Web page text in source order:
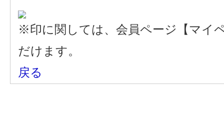
※印に関しては、会員ページ【マイ
だけます。
戻る